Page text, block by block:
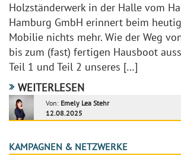
Holzständerwerk in der Halle vom
Hamburg GmbH erinnert beim
Mobilie nichts mehr. Wie der Weg
bis zum (fast) fertigen Hausboot
Teil 1 und Teil 2 unseres […]
WEITERLESEN
Von: Emely Lea Stehr
12.08.2025
KAMPAGNEN & NETZWERKE